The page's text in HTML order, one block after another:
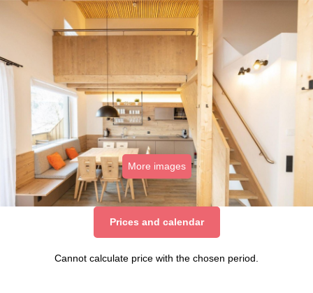
More images
Prices and calendar
Cannot calculate price with the chosen period.